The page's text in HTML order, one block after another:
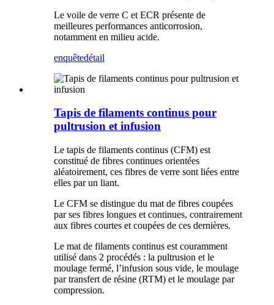
Le voile de verre C et ECR présente de
meilleures performances anticorrosion,
notamment en milieu acide.
enquêtedétail
Tapis de filaments continus pour
pultrusion et infusion
Le tapis de filaments continus (CFM) est
constitué de fibres continues orientées
aléatoirement, ces fibres de verre sont liées entre
elles par un liant.
Le CFM se distingue du mat de fibres coupées
par ses fibres longues et continues, contrairement
aux fibres courtes et coupées de ces dernières.
Le mat de filaments continus est couramment
utilisé dans 2 procédés : la pultrusion et le
moulage fermé, l’infusion sous vide, le moulage
par transfert de résine (RTM) et le moulage par
compression.